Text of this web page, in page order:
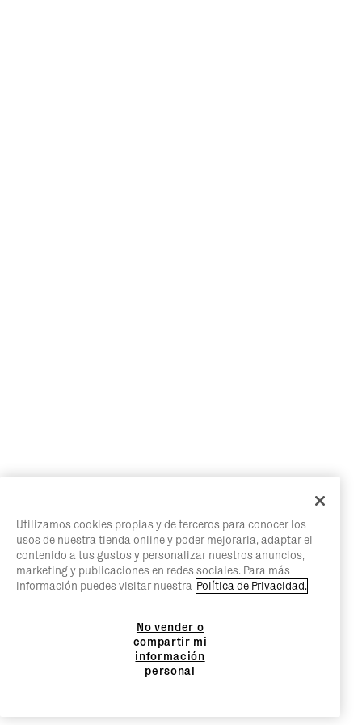
Utilizamos cookies propias y de terceros para conocer los
usos de nuestra tienda online y poder mejorarla, adaptar el
contenido a tus gustos y personalizar nuestros anuncios,
marketing y publicaciones en redes sociales. Para más
información puedes visitar nuestra Política de Privacidad.
No vender o
compartir mi
información
personal